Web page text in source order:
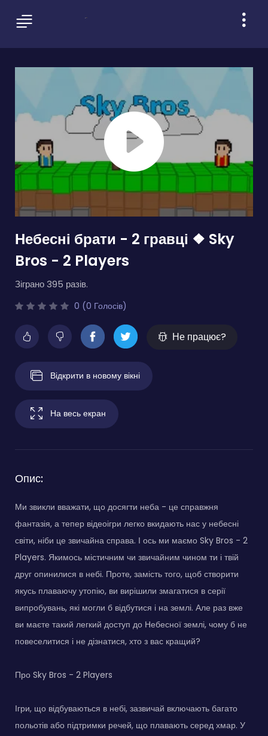
Небесні брати - 2 гравці ❖ Sky
Bros - 2 Players
Зіграно 395 разів.
0 (0 Голосів)
Не працює?
Відкрити в новому вікні
На весь екран
Опис:
Ми звикли вважати, що досягти неба - це справжня
фантазія, а тепер відеоігри легко вкидають нас у небесні
світи, ніби це звичайна справа. І ось ми маємо Sky Bros - 2
Players. Якимось містичним чи звичайним чином ти і твій
друг опинилися в небі. Проте, замість того, щоб створити
якусь плаваючу утопію, ви вирішили змагатися в серії
випробувань, які могли б відбутися і на землі. Але раз вже
ви маєте такий легкий доступ до Небесної землі, чому б не
повеселитися і не дізнатися, хто з вас кращий?
Про Sky Bros - 2 Players
Ігри, що відбуваються в небі, зазвичай включають багато
польотів або підтримки речей, що плавають серед хмар. У